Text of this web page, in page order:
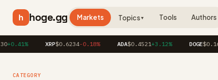
h hoge.gg Markets Topics▼ Tools Authors
+0.41% XRP$0.6234-0.18% ADA$0.4521+3.12% DOGE
CATEGORY